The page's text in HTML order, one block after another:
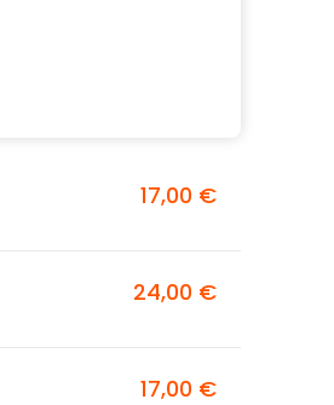
17,00 €
24,00 €
17,00 €